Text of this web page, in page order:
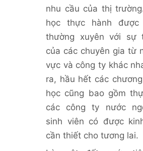
nhu cầu của thị
học thực hành
thường xuyên với sự
của các chuyên gia từ
vực và công ty khác
ra, hầu hết các
học cũng bao gồm
các công ty nước
sinh viên có được
cần thiết cho tương lai.